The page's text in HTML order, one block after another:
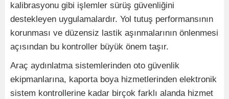
kalibrasyonu gibi işlemler sürüş güvenliğini
destekleyen uygulamalardır. Yol tutuş performansının
korunması ve düzensiz lastik aşınmalarının önlenmesi
açısından bu kontroller büyük önem taşır.
Araç aydınlatma sistemlerinden oto güvenlik
ekipmanlarına, kaporta boya hizmetlerinden elektronik
sistem kontrollerine kadar birçok farklı alanda hizmet